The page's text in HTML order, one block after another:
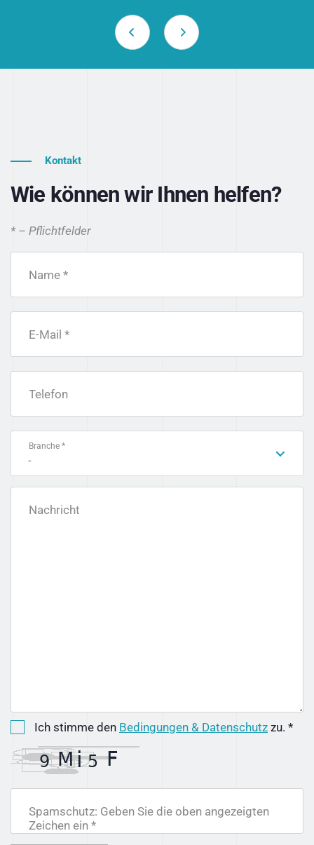
Kontakt
Wie können wir Ihnen helfen?
* – Pflichtfelder
Name *
E-Mail *
Telefon
Branche *
-
Nachricht
Ich stimme den Bedingungen & Datenschutz zu. *
Spamschutz: Geben Sie die oben angezeigten
Zeichen ein *